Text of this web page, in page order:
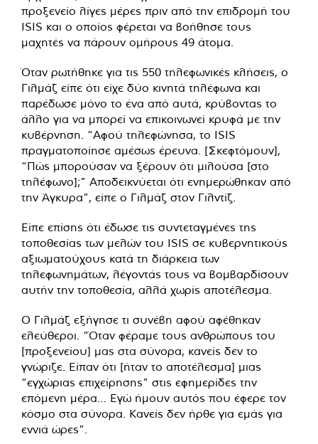
προξενείο λίγες μέρες πριν από την επιδρομή του
ISIS και ο οποίος φέρεται να βοήθησε τους
μαχητές να πάρουν ομήρους 49 άτομα.
Όταν ρωτήθηκε για τις 550 τηλεφωνικές κλήσεις, ο
Γιλμάζ είπε ότι είχε δύο κινητά τηλέφωνα και
παρέδωσε μόνο το ένα από αυτά, κρύβοντας το
άλλο για να μπορεί να επικοινωνεί κρυφά με την
κυβέρνηση. “Αφού τηλεφώνησα, το ISIS
πραγματοποίησε αμέσως έρευνα. [Σκεφτόμουν],
“Πώς μπορούσαν να ξέρουν ότι μιλούσα [στο
τηλέφωνο];” Αποδεικνύεται ότι ενημερώθηκαν από
την Άγκυρα”, είπε ο Γιλμάζ στον Γιλντίζ.
Είπε επίσης ότι έδωσε τις συντεταγμένες της
τοποθεσίας των μελών του ISIS σε κυβερνητικούς
αξιωματούχους κατά τη διάρκεια των
τηλεφωνημάτων, λέγοντάς τους να βομβαρδίσουν
αυτήν την τοποθεσία, αλλά χωρίς αποτέλεσμα.
Ο Γιλμάζ εξήγησε τι συνέβη αφού αφέθηκαν
ελεύθεροι. “Όταν φέραμε τους ανθρώπους του
[προξενείου] μας στα σύνορα, κανείς δεν το
γνώριζε. Είπαν ότι [ήταν το αποτέλεσμα] μιας
“εγχώριας επιχείρησης” στις εφημερίδες την
επόμενη μέρα… Εγώ ήμουν αυτός που έφερε τον
κόσμο στα σύνορα. Κανείς δεν ήρθε για εμάς για
εννιά ώρες”.